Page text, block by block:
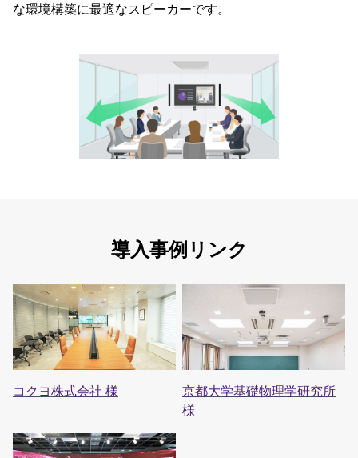
な環境構築に最適なスピーカーです。
導入事例リンク
コクヨ株式会社 様
京都大学基礎物理学研究所
様